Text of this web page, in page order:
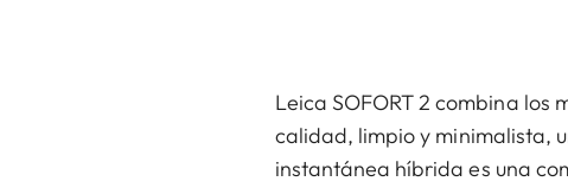
Leica SOFORT 2 combina los
calidad, limpio y minimalista,
instantánea híbrida es una